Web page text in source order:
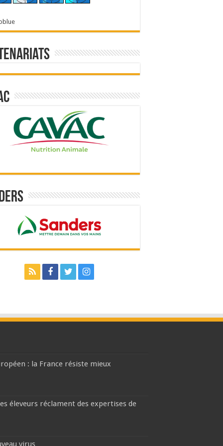
: la France résiste mieux
éleveurs réclament des expertises de
virus